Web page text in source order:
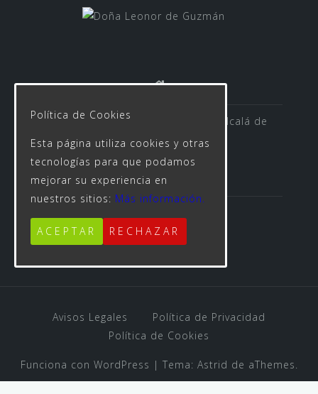
Avenida de las Rosas s/n 41500 Alcalá de
Guadaíra
Avisos Legales
Política de Privacidad
Política de Cookies
Funciona con WordPress | Tema: Astrid de aThemes.
Política de Cookies
Esta página utiliza cookies y otras
tecnologías para que podamos
mejorar su experiencia en
nuestros sitios: Más información.
ACEPTAR RECHAZAR